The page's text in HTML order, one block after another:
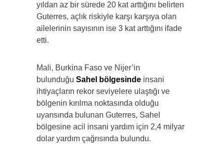
yıldan az bir sürede 20 kat arttığını belirten
Guterres, açlık riskiyle karşı karşıya olan
ailelerinin sayısının ise 3 kat arttığını ifade
etti.
Mali, Burkina Faso ve Nijer’in
bulunduğu Sahel bölgesinde insani
ihtiyaçların rekor seviyelere ulaştığı ve
bölgenin kırılma noktasında olduğu
uyarısında bulunan Guterres, Sahel
bölgesine acil insani yardım için 2,4 milyar
dolar yardım çağrısında bulundu.